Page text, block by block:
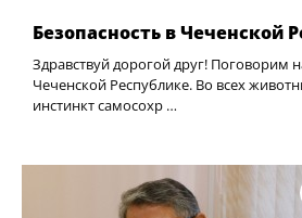
Безопасность в Чеченской
Здравствуй дорогой друг! Поговорим
Чеченской Республике. Во всех
инстинкт самосохр …